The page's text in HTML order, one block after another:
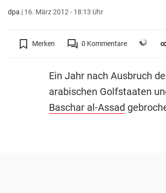
dpa | 16. März 2012 - 18:13 Uhr
Merken 0 Kommentare
Ein Jahr nach Ausbruch
arabischen Golfstaaten
Baschar al-Assad